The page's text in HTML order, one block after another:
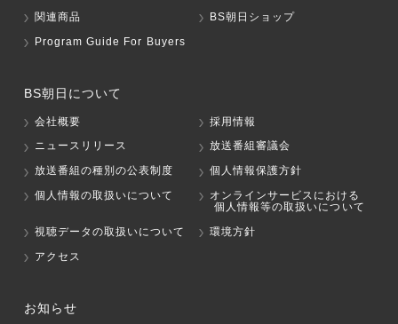
関連商品
BS朝日ショップ
Program Guide For Buyers
BS朝日について
会社概要
採用情報
ニュースリリース
放送番組審議会
放送番組の種別の公表制度
個人情報保護方針
個人情報の取扱いについて
オンラインサービスにおける
個人情報等の取扱いについて
視聴データの取扱いについて
環境方針
アクセス
お知らせ